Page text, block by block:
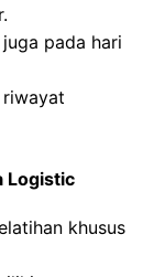
pada hari
Logistic
khusus